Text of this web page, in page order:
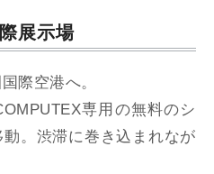
展示場
際空港へ。
専用の無料のシ
。渋滞に巻き込まれなが